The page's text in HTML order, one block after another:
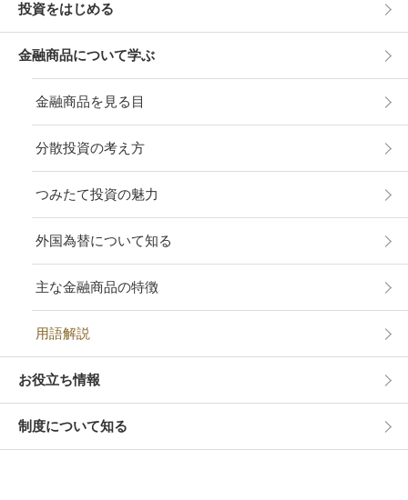
投資をはじめる
金融商品について学ぶ
金融商品を見る目
分散投資の考え方
つみたて投資の魅力
外国為替について知る
主な金融商品の特徴
用語解説
お役立ち情報
制度について知る